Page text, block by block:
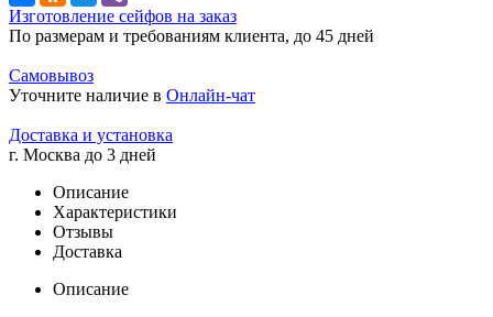
Изготовление сейфов на заказ
По размерам и требованиям клиента, до 45 дней
Самовывоз
Уточните наличие в Онлайн-чат
Доставка и установка
г. Москва до 3 дней
Описание
Характеристики
Отзывы
Доставка
Описание